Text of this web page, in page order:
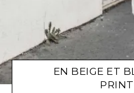
EN BEIGE ET